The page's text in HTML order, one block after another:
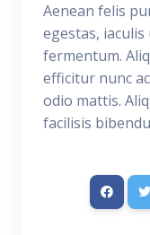
Aenean felis
egestas,
fermentum.
efficitur nunc
odio mattis.
facilisis